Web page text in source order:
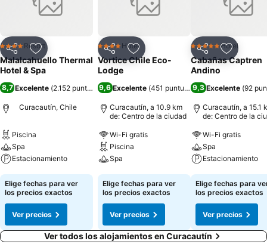
CompartirAgregar a favoritos
4 EstrellasResort
Malalcahuello Thermal
Hotel & Spa
8,7 Excelente (2.152 puntuaciones)
Curacautín, Chile
Piscina
Spa
Estacionamiento
Ver precios
Elige fechas para ver
los precios exactos
Ver precios
CompartirAgregar a favoritos
4 EstrellasHotel
Vortice Chile Eco-
Lodge
9,6 Excelente (451 puntuaciones)
Curacautín, a 10.9 km
de: Centro de la ciudad
Wi-Fi gratis
Piscina
Spa
Ver precios
Elige fechas para ver
los precios exactos
Ver precios
CompartirAgregar
5 EstrellasHotel
Cabañas Captren
Andino
9,3 Excelente (92
Curacautín, a 15.1
de: Centro de la
Wi-Fi gratis
Spa
Estacionamiento
Ver precios
Elige fechas para
los precios exactos
Ver precios
Ver todos los alojamientos en Curacautín